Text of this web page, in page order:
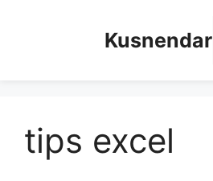
Kusnendar
tips excel